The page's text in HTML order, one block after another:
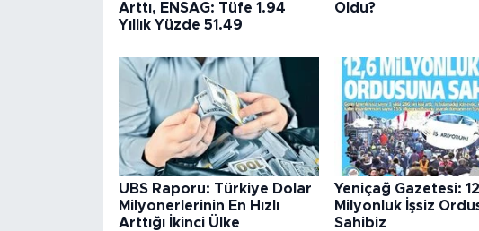
Arttı, ENSAG: Tüfe 1.94
Yıllık Yüzde 51.49
Oldu?
UBS Raporu: Türkiye Dolar
Milyonerlerinin En Hızlı
Arttığı İkinci Ülke
Yeniçağ Gazetesi:
Milyonluk İşsiz
Sahibiz